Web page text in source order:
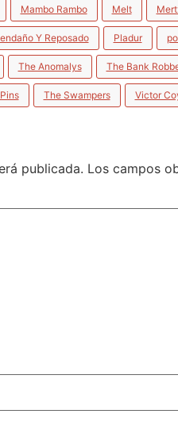
Mambo Rambo Melt
Y Reposado Pladur
The Anomalys The Bank
The Swampers Victor
publicada. Los campos